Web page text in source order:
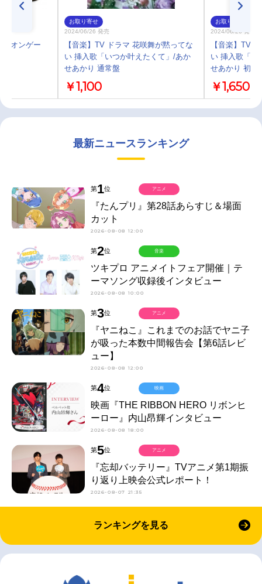
リオンゲー
お取り寄せ
2024/06/26 発売
【音楽】TV ドラマ 花咲舞が黙ってな
い 挿入歌「いつか叶えたくて」/あか
せあかり 通常盤
￥1,100
お取り寄せ
2024/06/26 発売
【音楽】TV
い 挿入歌「い
せあかり 初回
￥1,650
最新ニュースランキング
第1位
『たんプリ』第28話あらすじ＆場面
カット
2026-08-08 12:00
アニメ
第2位
ツキプロ アニメイトフェア開催｜テ
ーマソング収録後インタビュー
2026-08-08 10:00
音楽
第3位
『ヤニねこ』これまでのお話でヤニ子
が吸った本数中間報告会【第6話レビ
ュー】
2026-08-08 12:00
アニメ
第4位
映画『THE RIBBON HERO リボンヒ
ーロー』内山昂輝インタビュー
2026-08-08 18:00
映画
第5位
『忘却バッテリー』TVアニメ第1期振
り返り上映会公式レポート！
2026-08-07 21:35
アニメ
ランキングを見る